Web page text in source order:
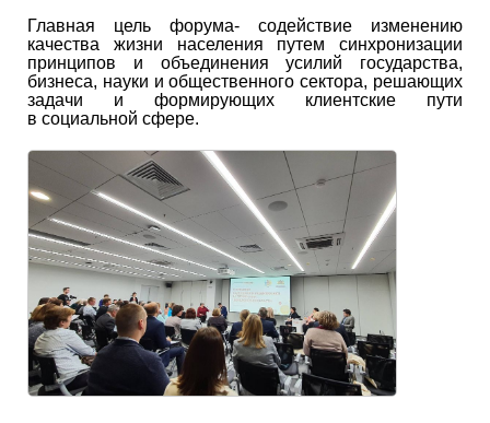
Главная цель форума- содействие изменению
качества жизни населения путем синхронизации
принципов и объединения усилий государства,
бизнеса, науки и общественного сектора, решающих
задачи и формирующих клиентские пути
в социальной сфере.